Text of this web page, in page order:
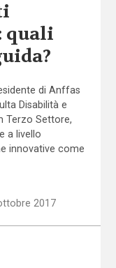
quali
di Anffas
Disabilità e
Terzo Settore,
a livello
innovative come
2017